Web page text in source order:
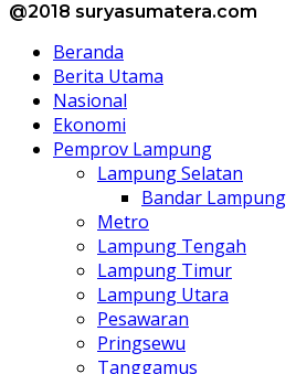
@2018 suryasumatera.com
Beranda
Berita Utama
Nasional
Ekonomi
Pemprov Lampung
Lampung Selatan
Bandar Lampung
Metro
Lampung Tengah
Lampung Timur
Lampung Utara
Pesawaran
Pringsewu
Tanggamus